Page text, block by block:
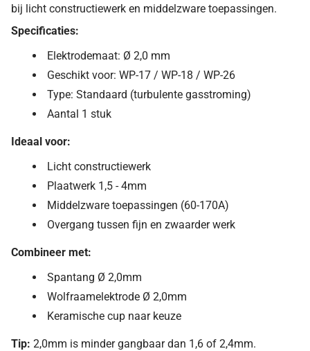
bij licht constructiewerk en middelzware toepassingen.
Specificaties:
Elektrodemaat: Ø 2,0 mm
Geschikt voor: WP-17 / WP-18 / WP-26
Type: Standaard (turbulente gasstroming)
Aantal 1 stuk
Ideaal voor:
Licht constructiewerk
Plaatwerk 1,5 - 4mm
Middelzware toepassingen (60-170A)
Overgang tussen fijn en zwaarder werk
Combineer met:
Spantang Ø 2,0mm
Wolfraamelektrode Ø 2,0mm
Keramische cup naar keuze
Tip: 2,0mm is minder gangbaar dan 1,6 of 2,4mm.